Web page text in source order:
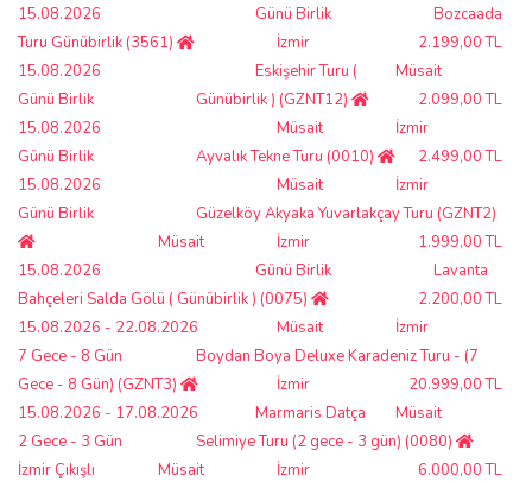
15.08.2026
Günü Birlik
Bozcaada
Turu Günübirlik (3561)
2.199,00 TL
İzmir
Müsait
15.08.2026
Günü Birlik
Eskişehir Turu (
Günübirlik ) (GZNT12)
2.099,00 TL
İzmir
Müsait
15.08.2026
Günü Birlik
Ayvalık Tekne Turu (0010)
2.499,00 TL
İzmir
Müsait
15.08.2026
Günü Birlik
Güzelköy Akyaka Yuvarlakçay Turu (GZNT2)
1.999,00 TL
İzmir
Müsait
15.08.2026
Günü Birlik
Lavanta
Bahçeleri Salda Gölü ( Günübirlik ) (0075)
2.200,00 TL
İzmir
Müsait
15.08.2026 - 22.08.2026
7 Gece - 8 Gün
Boydan Boya Deluxe Karadeniz Turu - (7
Gece - 8 Gün) (GZNT3)
20.999,00 TL
İzmir
Müsait
15.08.2026 - 17.08.2026
2 Gece - 3 Gün
Marmaris Datça
Selimiye Turu (2 gece - 3 gün) (0080)
6.000,00 TL
İzmir
Müsait
İzmir Çıkışlı